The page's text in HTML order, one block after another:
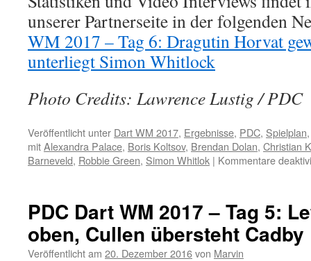
unserer Partnerseite in der folgenden
WM 2017 – Tag 6: Dragutin Horvat
unterliegt Simon Whitlock
Photo Credits: Lawrence Lustig / PDC
Veröffentlicht unter Dart WM 2017, Ergebnisse, PDC, Spielplan
mitAlexandra Palace, Boris Koltsov, Brendan Dolan, Christian
Barneveld, Robbie Green, Simon Whitlok | Kommentare
PDC Dart WM 2017 – Tag 5:
oben, Cullen übersteht Cadby
Veröffentlicht am 20. Dezember 2016von Marvin